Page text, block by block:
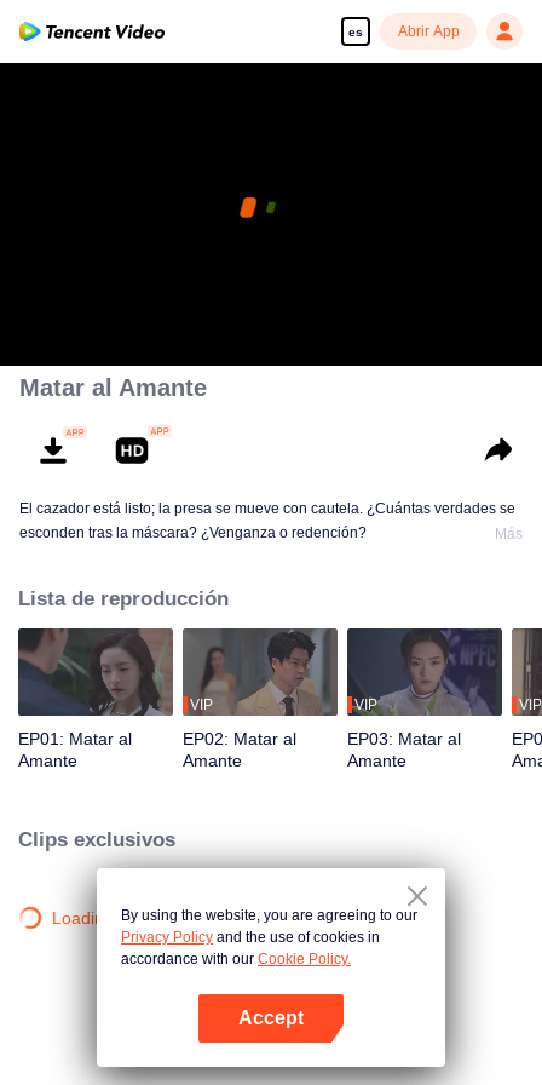
es Abrir App
Matar al Amante
El cazador está listo; la presa se mueve con cautela. ¿Cuántas verdades se
esconden tras la máscara? ¿Venganza o redención?
Más
Lista de reproducción
EP01: Matar al
Amante
VIP
EP02: Matar al
Amante
VIP
EP03: Matar al
Amante
VIP
Clips exclusivos
Loading…By using the website, you are agreeing to our
Privacy Policy and the use of cookies in
accordance with our Cookie Policy.
Accept